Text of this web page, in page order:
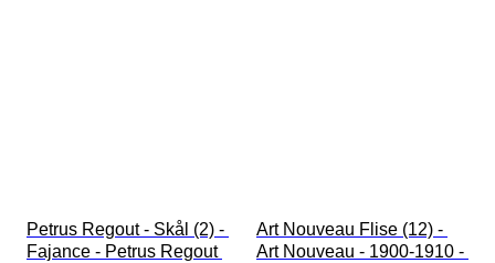
Petrus Regout - Skål (2) -
Fajance - Petrus Regout
Art Nouveau Flise (12) -
Art Nouveau - 1900-1910 -